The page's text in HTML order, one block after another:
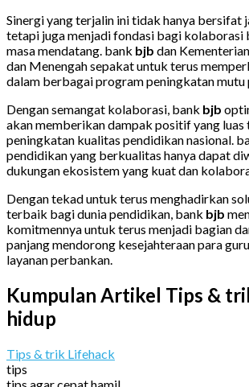
Sinergi yang terjalin ini tidak hanya bersifat
tetapi juga menjadi fondasi bagi kolaborasi
masa mendatang. bank bjb dan
dan Menengah sepakat untuk terus
dalam berbagai program peningkatan mutu
Dengan semangat kolaborasi, bank bjb
akan memberikan dampak positif yang luas
peningkatan kualitas pendidikan nasional.
pendidikan yang berkualitas hanya dapat
dukungan ekosistem yang kuat dan
Dengan tekad untuk terus menghadirkan
terbaik bagi dunia pendidikan, bank bjb
komitmennya untuk terus menjadi bagian
panjang mendorong kesejahteraan para
layanan perbankan.
Kumpulan Artikel Tips &
hidup
Tips & trik Lifehack
tips
tips agar cepat hamil